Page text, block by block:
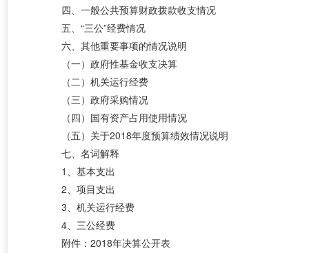
四、一般公共预算财政拨款收支情况
五、“三公”经费情况
六、其他重要事项的情况说明
（一）政府性基金收支决算
（二）机关运行经费
（三）政府采购情况
（四）国有资产占用使用情况
（五）关于2018年度预算绩效情况说明
七、名词解释
1、基本支出
2、项目支出
3、机关运行经费
4、三公经费
附件：2018年决算公开表